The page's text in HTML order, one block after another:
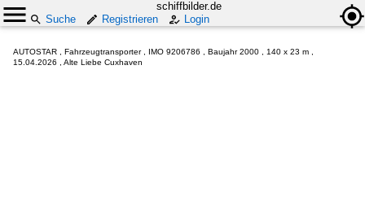
schiffbilder.de
Suche
Registrieren Login
AUTOSTAR , Fahrzeugtransporter , IMO 9206786 , Baujahr 2000 , 140 x 23 m ,
15.04.2026 , Alte Liebe Cuxhaven